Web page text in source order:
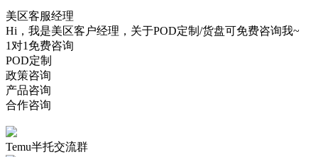
美区客服经理
Hi，我是美区客户经理，关于POD定制/货盘可免费咨询我~
1对1免费咨询
POD定制
政策咨询
产品咨询
合作咨询
Temu半托交流群